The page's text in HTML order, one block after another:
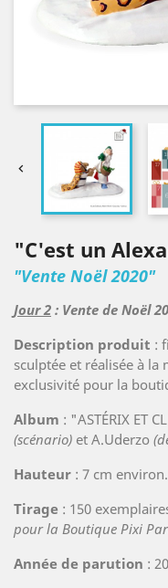

"C'est un
"Vente Noël 2020"
Jour 2 : Vente de Noël
Description produit :
sculptée et réalisée à la
exclusivité pour la
Album : "ASTÉRIX ET
(scénario) et A.Uderzo
Hauteur : 7 cm environ.
Tirage : 150
pour la Boutique Pixi
Année de parution :